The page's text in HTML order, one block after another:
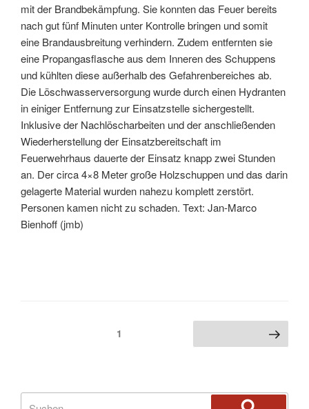
mit der Brandbekämpfung. Sie konnten das Feuer bereits
nach gut fünf Minuten unter Kontrolle bringen und somit
eine Brandausbreitung verhindern. Zudem entfernten sie
eine Propangasflasche aus dem Inneren des Schuppens
und kühlten diese außerhalb des Gefahrenbereiches ab.
Die Löschwasserversorgung wurde durch einen Hydranten
in einiger Entfernung zur Einsatzstelle sichergestellt.
Inklusive der Nachlöscharbeiten und der anschließenden
Wiederherstellung der Einsatzbereitschaft im
Feuerwehrhaus dauerte der Einsatz knapp zwei Stunden
an. Der circa 4×8 Meter große Holzschuppen und das darin
gelagerte Material wurden nahezu komplett zerstört.
Personen kamen nicht zu schaden. Text: Jan-Marco
Bienhoff (jmb)
1